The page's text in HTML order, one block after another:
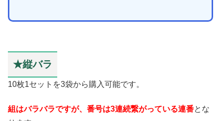
★縦バラ
10枚1セットを3袋から購入可能です。
組はバラバラですが、番号は3連続繋がっている連番とな